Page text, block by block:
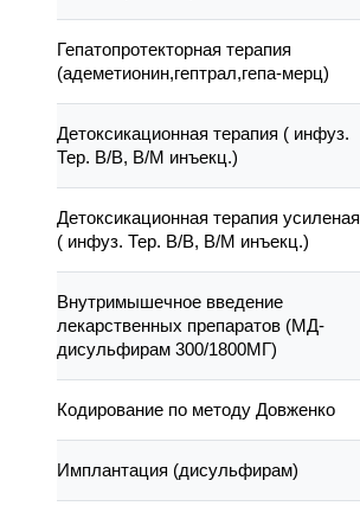
Гепатопротекторная терапия
(адеметионин,гептрал,гепа-мерц)
Детоксикационная терапия ( инфуз.
Тер. В/В, В/М инъекц.)
Детоксикационная терапия усиленая
( инфуз. Тер. В/В, В/М инъекц.)
Внутримышечное введение
лекарственных препаратов (МД-
дисульфирам 300/1800МГ)
Кодирование по методу Довженко
Имплантация (дисульфирам)